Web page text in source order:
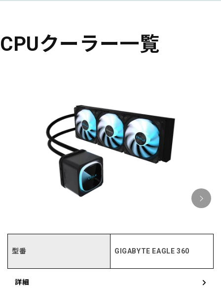
CPUクーラー一覧
型番 GIGABYTE EAGLE 360
詳細